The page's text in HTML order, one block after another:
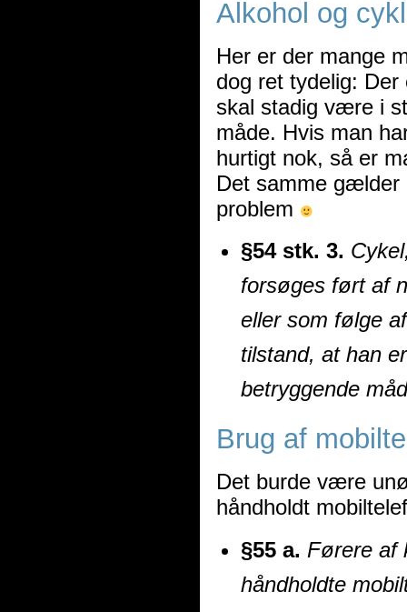
Alkohol og
Her er der mange
dog ret tydelig:
skal stadig være i
måde. Hvis man
hurtigt nok, så er
Det samme gælder
problem
§54 stk. 3.
forsøges ført af
eller som følge
tilstand, at han
betryggende
Brug af
Det burde være
håndholdt
§55 a. Førere af
håndholdte